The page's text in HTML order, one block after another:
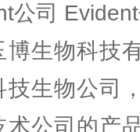
公司
博生物科技
技生物公司
术公司的产